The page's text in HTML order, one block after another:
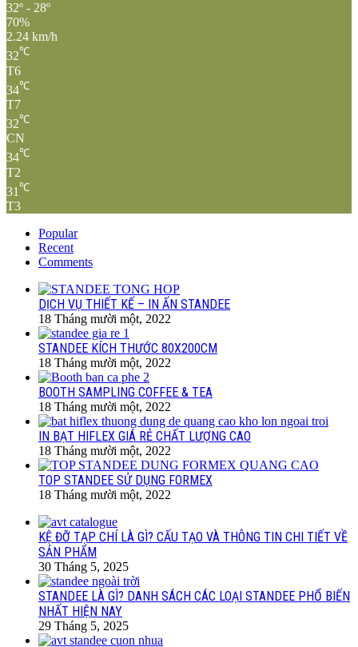
32º - 28º
70%
2.24 km/h
32℃
T6
34℃
T7
32℃
CN
34℃
T2
31 ℃
T3
Popular
Recent
Comments
DỊCH VỤ THIẾT KẾ – IN ẤN STANDEE
18 Tháng mười một, 2022
STANDEE KÍCH THƯỚC 80X200CM
18 Tháng mười một, 2022
BOOTH SAMPLING COFFEE & TEA
18 Tháng mười một, 2022
IN BẠT HIFLEX GIÁ RẺ CHẤT LƯỢNG CAO
18 Tháng mười một, 2022
TOP STANDEE SỬ DỤNG FORMEX
18 Tháng mười một, 2022
KỆ ĐỠ TẠP CHÍ LÀ GÌ? CẤU TẠO VÀ THÔNG TIN CHI TIẾT VỀ
SẢN PHẨM
30 Tháng 5, 2025
STANDEE LÀ GÌ? DANH SÁCH CÁC LOẠI STANDEE PHỔ BIẾN
NHẤT HIỆN NAY
29 Tháng 5, 2025